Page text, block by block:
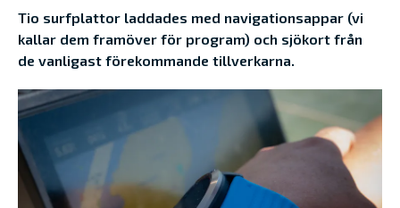
Tio surfplattor laddades med navigationsappar (vi
kallar dem framöver för program) och sjökort från
de vanligast förekommande tillverkarna.